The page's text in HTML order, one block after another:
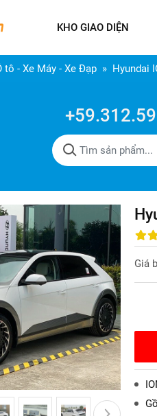
KHO GIAO DIỆN
tô - Xe Máy - Xe Đạp Hyundai
Giá